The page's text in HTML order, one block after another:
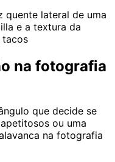
quente lateral de uma
e a textura da
tacos
na fotografia
que decide se
ou uma
na fotografia